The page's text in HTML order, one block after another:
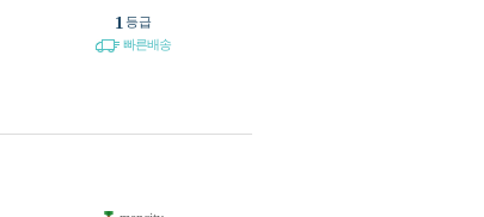
1 등급
빠른배송